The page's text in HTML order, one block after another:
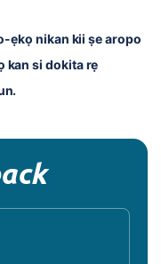
ẹkọ nikan kii ṣe aropo
kan si dokita rẹ